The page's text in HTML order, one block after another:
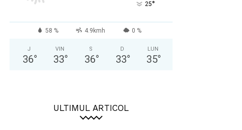
25°
58 % 4.9kmh 0 %
J
36°
VIN
33°
S
36°
D
33°
LUN
35°
ULTIMUL ARTICOL